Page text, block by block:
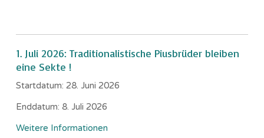
1. Juli 2026: Traditionalistische Piusbrüder bleiben
eine Sekte !
Startdatum: 28. Juni 2026
Enddatum: 8. Juli 2026
Weitere Informationen